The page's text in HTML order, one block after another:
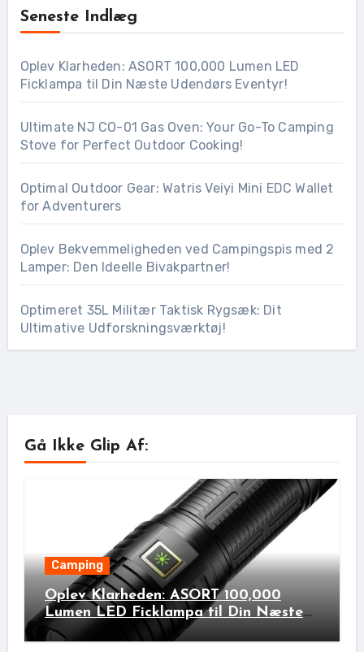
Seneste Indlæg
Oplev Klarheden: ASORT 100,000 Lumen LED
Ficklampa til Din Næste Udendørs Eventyr!
Ultimate NJ CO-01 Gas Oven: Your Go-To Camping
Stove for Perfect Outdoor Cooking!
Optimal Outdoor Gear: Watris Veiyi Mini EDC Wallet
for Adventurers
Oplev Bekvemmeligheden ved Campingspis med 2
Lamper: Den Ideelle Bivakpartner!
Optimeret 35L Militær Taktisk Rygsæk: Dit
Ultimative Udforskningsværktøj!
Gå Ikke Glip Af:
Camping
Oplev Klarheden: ASORT 100,000
Lumen LED Ficklampa til Din Næste
Udendørs Eventyr!